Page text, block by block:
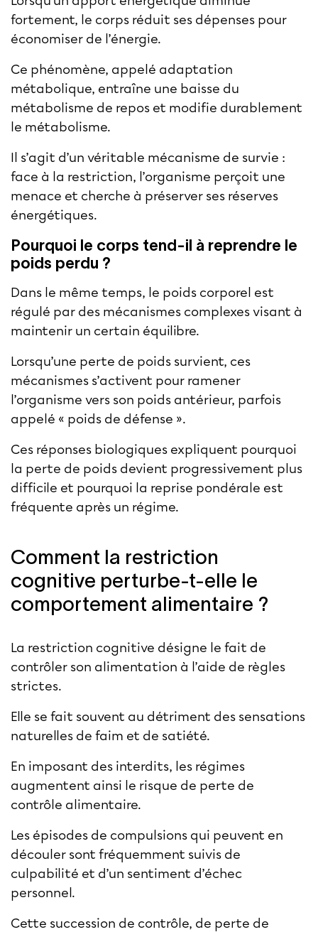
fortement, le corps réduit ses dépenses pour
économiser de l’énergie.
Ce phénomène, appelé adaptation
métabolique, entraîne une baisse du
métabolisme de repos et modifie durablement
le métabolisme.
Il s’agit d’un véritable mécanisme de survie :
face à la restriction, l’organisme perçoit une
menace et cherche à préserver ses réserves
énergétiques.
Pourquoi le corps tend-il à reprendre le
poids perdu ?
Dans le même temps, le poids corporel est
régulé par des mécanismes complexes visant à
maintenir un certain équilibre.
Lorsqu’une perte de poids survient, ces
mécanismes s’activent pour ramener
l’organisme vers son poids antérieur, parfois
appelé « poids de défense ».
Ces réponses biologiques expliquent pourquoi
la perte de poids devient progressivement plus
difficile et pourquoi la reprise pondérale est
fréquente après un régime.
Comment la restriction
cognitive perturbe-t-elle le
comportement alimentaire ?
La restriction cognitive désigne le fait de
contrôler son alimentation à l’aide de règles
strictes.
Elle se fait souvent au détriment des sensations
naturelles de faim et de satiété.
En imposant des interdits, les régimes
augmentent ainsi le risque de perte de
contrôle alimentaire.
Les épisodes de compulsions qui peuvent en
découler sont fréquemment suivis de
culpabilité et d’un sentiment d’échec
personnel.
Cette succession de contrôle, de perte de